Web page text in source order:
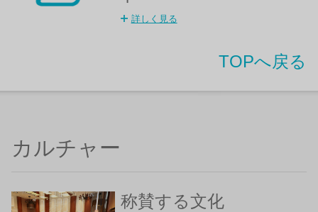
詳しく見る
TOPへ戻る
カルチャー
称賛する文化